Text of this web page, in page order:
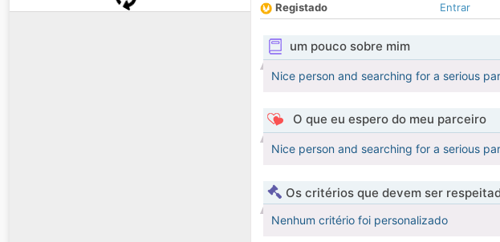
Registado
Entrar
um pouco sobre mim
Nice person and searching for a serious
O que eu espero do meu parceiro
Nice person and searching for a serious
Os critérios que devem ser
Nenhum critério foi personalizado